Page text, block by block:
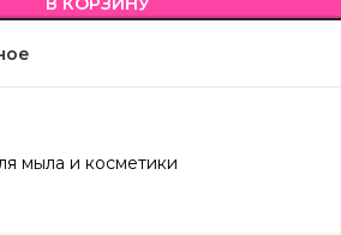
мыла и косметики